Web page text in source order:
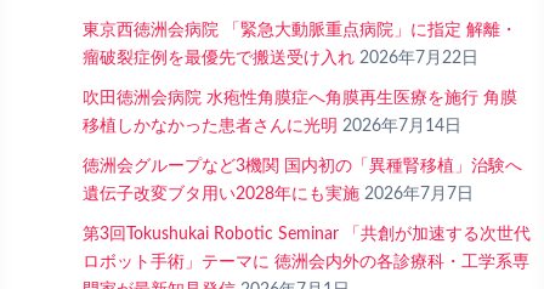
東京西徳洲会病院 「緊急大動脈重点病院」に指定 解離・
瘤破裂症例を最優先で搬送受け入れ 2026年7月22日
吹田徳洲会病院 水疱性角膜症へ角膜再生医療を施行 角膜
移植しかなかった患者さんに光明 2026年7月14日
徳洲会グループなど3機関 国内初の「異種腎移植」治験へ
遺伝子改変ブタ用い2028年にも実施 2026年7月7日
第3回Tokushukai Robotic Seminar 「共創が加速する次世代
ロボット手術」テーマに 徳洲会内外の各診療科・工学系専